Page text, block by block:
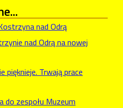
nad Odrą
nad Odrą na nowej
Trwają prace
do zespołu Muzeum